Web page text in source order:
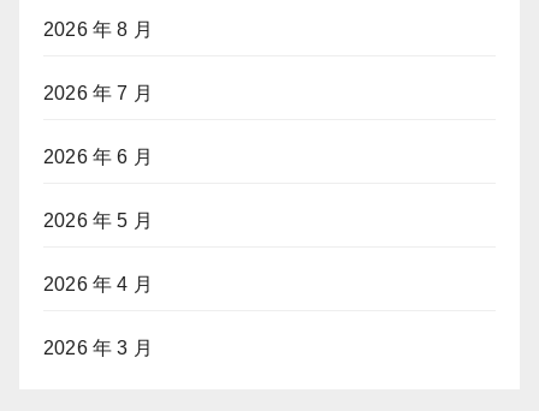
2026 年 8 月
2026 年 7 月
2026 年 6 月
2026 年 5 月
2026 年 4 月
2026 年 3 月